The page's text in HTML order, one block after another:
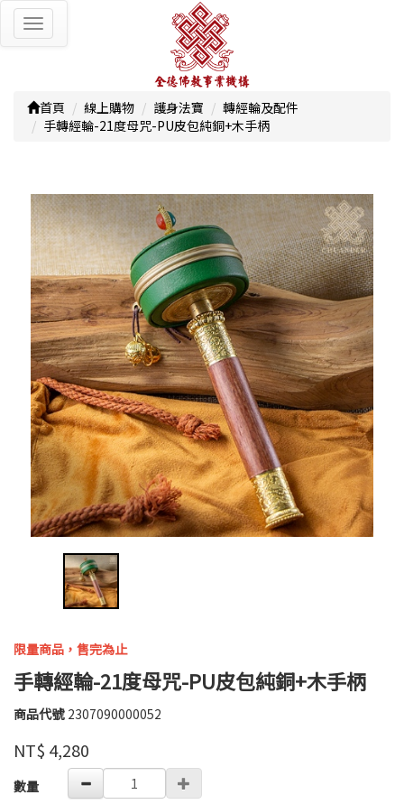
Toggle
navigation
首頁 線上購物 護身法寶
轉經輪及配件
手轉經輪-21度母咒-PU皮包純銅+木手柄
限量商品，售完為止
手轉經輪-21度母咒-PU皮包純銅+木手柄
商品代號 2307090000052
2307090000052
品牌
高
婉
瑜
NT$ 4,280
GOODS000000000000003212784
數量